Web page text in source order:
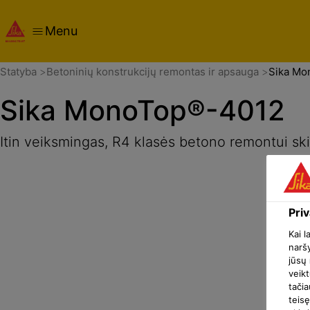
Menu
Statyba Betoninių konstrukcijų remontas ir apsauga Sika
Sika MonoTop®-4012
Itin veiksmingas, R4 klasės betono remontui
Kai
jūsų
ApžvalgaProdukto aprašymasTaikymasDokumentai